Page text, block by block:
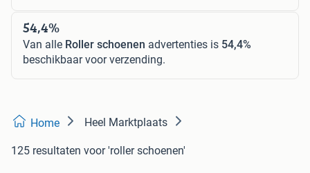
54,4%
Van alle Roller schoenen advertenties is 54,4%
beschikbaar voor verzending.
Home Heel Marktplaats
125 resultaten voor 'roller schoenen'